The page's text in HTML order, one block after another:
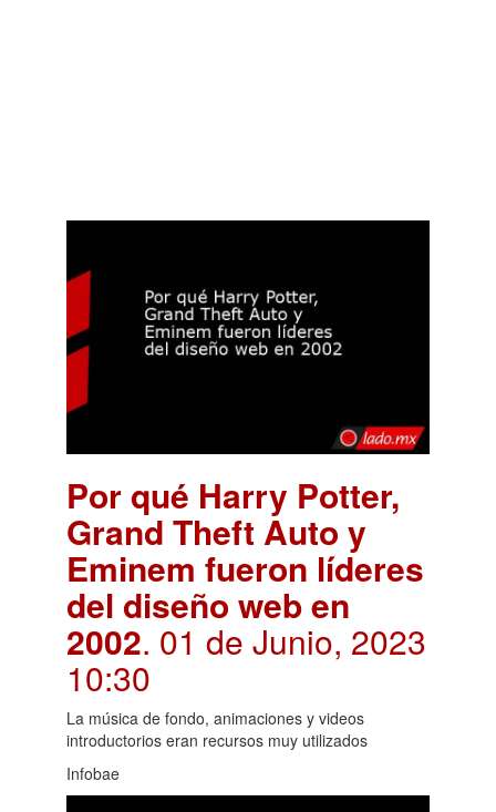
Por qué Harry Potter,
Grand Theft Auto y
Eminem fueron líderes
del diseño web en
2002. 01 de Junio, 2023
10:30
La música de fondo, animaciones y videos
introductorios eran recursos muy utilizados
Infobae